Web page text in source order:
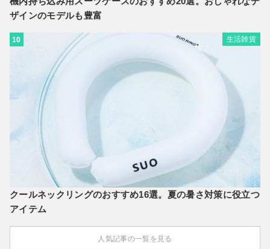
ザインのモデルも豊富
10 生活雑貨
クールネックリングのおすすめ16選。夏の暑さ対策に役立つ
アイテム
人気記事の一覧を見る